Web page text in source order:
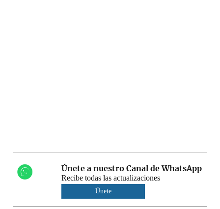
Únete a nuestro Canal de WhatsApp
Recibe todas las actualizaciones
Únete